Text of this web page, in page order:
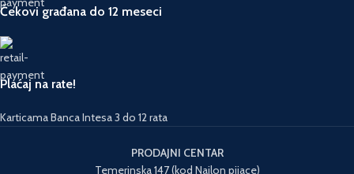
Čekovi građana do 12 meseci
Plaćaj na rate!
Karticama Banca Intesa 3 do 12 rata
PRODAJNI CENTAR
Temerinska 147 (kod Najlon pijace)